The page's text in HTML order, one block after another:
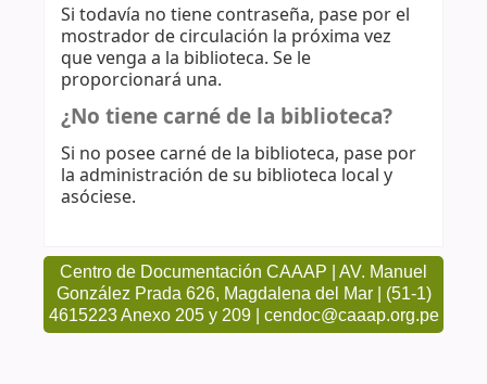
Si todavía no tiene contraseña, pase por el
mostrador de circulación la próxima vez
que venga a la biblioteca. Se le
proporcionará una.
¿No tiene carné de la biblioteca?
Si no posee carné de la biblioteca, pase por
la administración de su biblioteca local y
asóciese.
Centro de Documentación CAAAP | AV. Manuel
González Prada 626, Magdalena del Mar | (51-1)
4615223 Anexo 205 y 209 | cendoc@caaap.org.pe